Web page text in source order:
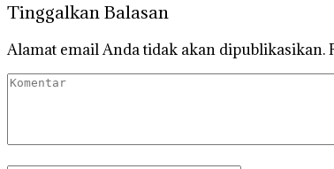
Tinggalkan Balasan
Alamat email Anda tidak akan dipublikasikan.